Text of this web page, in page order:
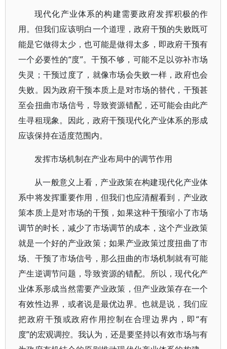
现代化产业体系的构建需要政府发挥积极的作
用。但我们应该明白一个道理，政府干预的失败既可
能是它做得太少，也可能是做得太多，即政府干预有
一个必要性的“度”。干预不够，可能不足以弥补市场
失灵；干预过度了，就像市场会失败一样，政府也会
失败。因为政府干预本质上是对市场的替代，干预甚
至会扭曲市场信号，导致资源错配，还可能会由此产
生寻租现象。因此，政府干预现代化产业体系的形成
应该保持在适度范围内。
发挥市场机制在产业布局中的调节作用
从一般意义上看，产业政策在构建现代化产业体
系中将发挥重要作用，但我们也应清醒看到，产业政
策本质上是对市场的干预，如果这种干预缩小了市场
调节的时长，减少了市场调节的成本，这个产业政策
就是一个好的产业政策；如果产业政策过度扭曲了市
场、干预了市场信号，那么扭曲的市场机制就有可能
产生逆调节问题，导致资源的错配。所以，现代化产
业体系形成当然需要产业政策，但产业政策存在一个
有效性边界，或者说是最优边界。也就是说，我们应
把政府干预或政府作用控制在合理边界内，即“有
度”的宏观调控。我认为，还是要坚持以有效市场与有